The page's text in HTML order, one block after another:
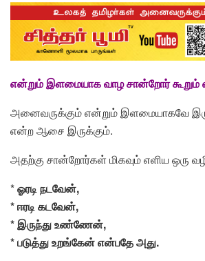
என்றும் இளமையாக வாழ சான்றோர் கூறும்
அனைவருக்கும் என்றும் இளமையாகவே
என்ற ஆசை இருக்கும்.
அதற்கு சான்றோர்கள் மிகவும் எளிய ஒரு
*ஓரடி நடவேன்,
* ஈரடி கடவேன்,
* இருந்து உண்ணேன்,
* படுத்து உறங்கேன் என்பதே அது.